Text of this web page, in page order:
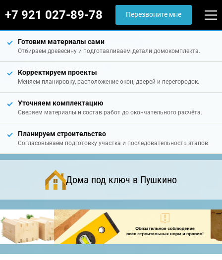
+7 921 027-89-78 Перезвоните мне
Готовим материалы сами
Отбираем древесину и подготавливаем детали домокомплекта.
Корректируем проекты
Меняем планировку, расположение окон, дверей и перегородок.
Уточняем комплектацию
Сверяем материалы и состав работ до окончательного расчёта.
Планируем строительство
Согласовываем подготовку участка и последовательность этапов.
Дома под ключ в Пушкино